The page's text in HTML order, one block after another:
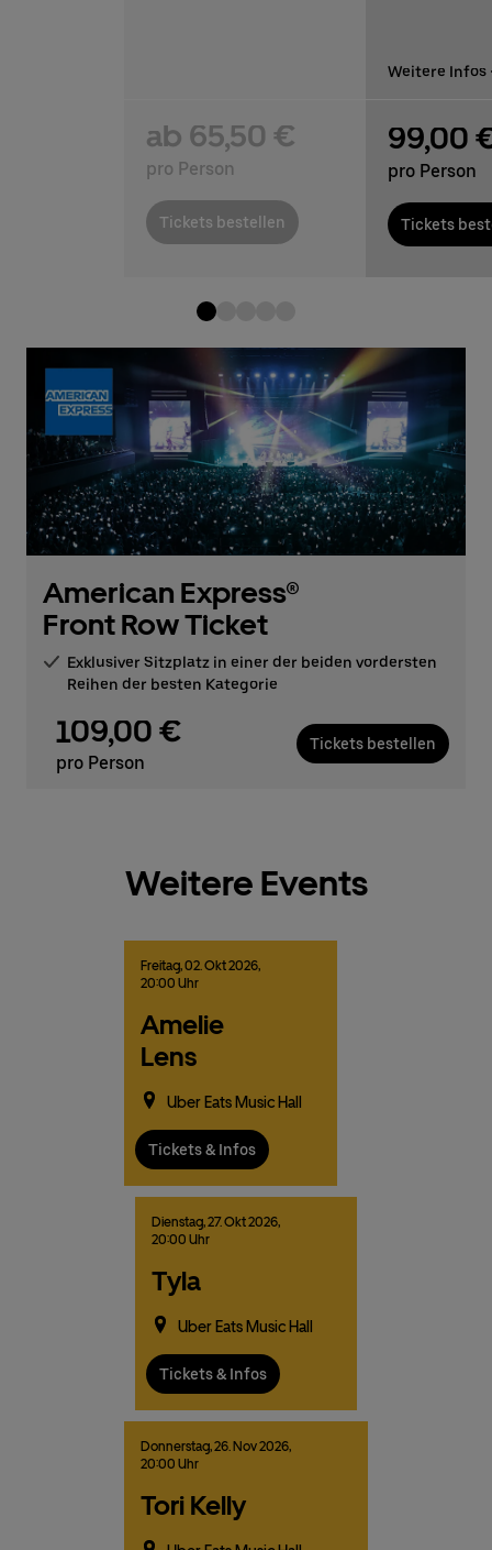
ab 65,50 €
pro Person
Tickets bestellen
Weitere Infos
99,00
pro Person
Tickets
American Express®
Front Row Ticket
Exklusiver Sitzplatz in einer der beiden vordersten
Reihen der besten Kategorie
109,00 €
pro Person
Tickets bestellen
Weitere Events
Freitag,02.Okt2026,
20:00 Uhr
Amelie
Lens
Uber Eats Music Hall
Tickets & Infos
Dienstag,27.Okt2026,
20:00 Uhr
Tyla
Uber Eats Music Hall
Tickets & Infos
Donnerstag,26. Nov2026,
20:00 Uhr
Tori Kelly